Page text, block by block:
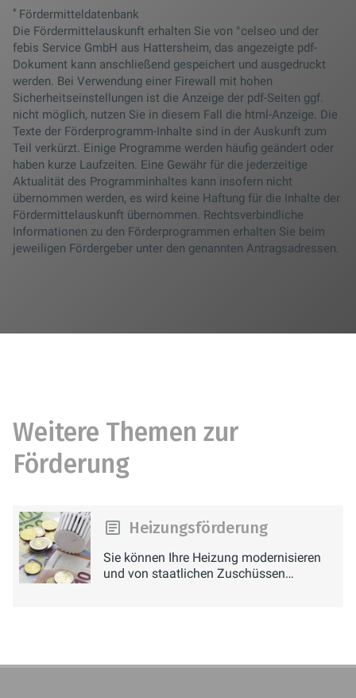
* Fördermitteldatenbank
Die Fördermittelauskunft erhalten Sie von °celseo und der
febis Service GmbH aus Hattersheim, das angezeigte pdf-
Dokument kann anschließend gespeichert und ausgedruckt
werden. Bei Verwendung einer Firewall mit hohen
Sicherheitseinstellungen ist die Anzeige der pdf-Seiten ggf.
nicht möglich, nutzen Sie in diesem Fall die html-Anzeige. Die
Texte der Förderprogramm-Inhalte sind in der Auskunft zum
Teil verkürzt. Einige Programme werden häufig geändert oder
haben kurze Laufzeiten. Eine Gewähr für die jederzeitige
Aktualität des Programminhaltes kann insofern nicht
übernommen werden, es wird keine Haftung für die Inhalte der
Fördermittelauskunft übernommen. Rechtsverbindliche
Informationen zu den Förderprogrammen erhalten Sie beim
jeweiligen Fördergeber unter den genannten Antragsadressen.
Weitere Themen zur
Förderung
Heizungsförderung
Sie können Ihre Heizung modernisieren
und von staatlichen Zuschüssen